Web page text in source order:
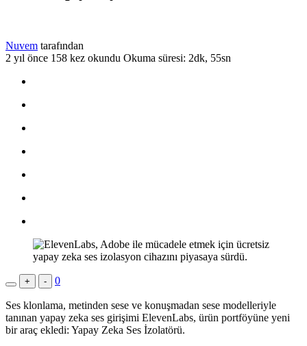
Nuvem tarafından
2 yıl önce 158 kez okundu Okuma süresi: 2dk, 55sn
+ - 0
Ses klonlama, metinden sese ve konuşmadan sese modelleriyle
tanınan yapay zeka ses girişimi ElevenLabs, ürün portföyüne yeni
bir araç ekledi: Yapay Zeka Ses İzolatörü.